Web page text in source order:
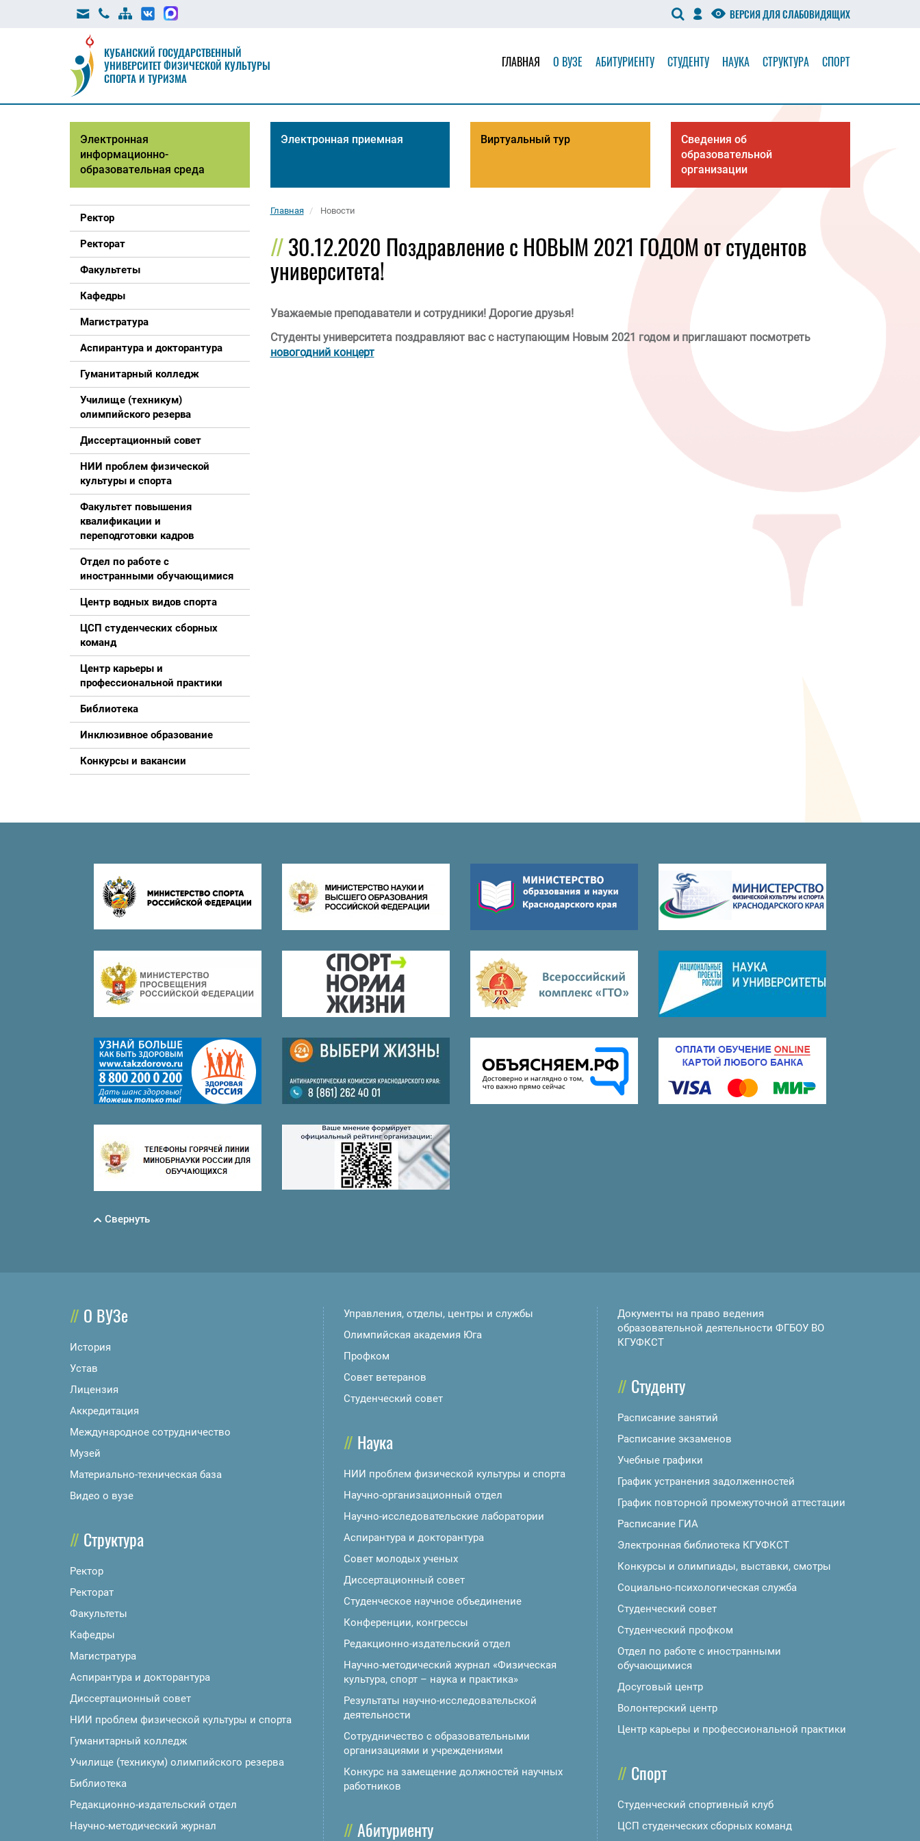
ВЕРСИЯ ДЛЯ СЛАБОВИДЯЩИХ
КУБАНСКИЙ ГОСУДАРСТВЕННЫЙ
УНИВЕРСИТЕТ ФИЗИЧЕСКОЙ КУЛЬТУРЫ
СПОРТА И ТУРИЗМА
ГЛАВНАЯ О ВУЗЕ АБИТУРИЕНТУ СТУДЕНТУ НАУКА СТРУКТУРА СПОРТ
Электронная
информационно-
образовательная среда
Электронная приемная Виртуальный тур
Сведения об
образовательной
организации
Ректор
Ректорат
Факультеты
Кафедры
Магистратура
Аспирантура и докторантура
Гуманитарный колледж
Училище (техникум)
олимпийского резерва
Диссертационный совет
НИИ проблем физической
культуры и спорта
Факультет повышения
квалификации и
переподготовки кадров
Отдел по работе с
иностранными обучающимися
Центр водных видов спорта
ЦСП студенческих сборных
команд
Центр карьеры и
профессиональной практики
Библиотека
Инклюзивное образование
Конкурсы и вакансии
Главная Новости
30.12.2020 Поздравление с НОВЫМ 2021 ГОДОМ от студентов
университета!
Уважаемые преподаватели и сотрудники! Дорогие друзья!
Студенты университета поздравляют вас с наступающим Новым 2021 годом и приглашают посмотреть
новогодний концерт
Свернуть
О ВУЗе
История
Устав
Лицензия
Аккредитация
Международное сотрудничество
Музей
Материально-техническая база
Видео о вузе
Структура
Ректор
Ректорат
Факультеты
Кафедры
Магистратура
Аспирантура и докторантура
Диссертационный совет
НИИ проблем физической культуры и спорта
Гуманитарный колледж
Училище (техникум) олимпийского резерва
Библиотека
Редакционно-издательский отдел
Научно-методический журнал
Управления, отделы, центры и службы
Олимпийская академия Юга
Профком
Совет ветеранов
Студенческий совет
Наука
НИИ проблем физической культуры и спорта
Научно-организационный отдел
Научно-исследовательские лаборатории
Аспирантура и докторантура
Совет молодых ученых
Диссертационный совет
Студенческое научное объединение
Конференции, конгрессы
Редакционно-издательский отдел
Научно-методический журнал «Физическая
культура, спорт – наука и практика»
Результаты научно-исследовательской
деятельности
Сотрудничество с образовательными
организациями и учреждениями
Конкурс на замещение должностей научных
работников
Абитуриенту
Документы на право ведения
образовательной деятельности ФГБОУ ВО
КГУФКСТ
Студенту
Расписание занятий
Расписание экзаменов
Учебные графики
График устранения задолженностей
График повторной промежуточной аттестации
Расписание ГИА
Электронная библиотека КГУФКСТ
Конкурсы и олимпиады, выставки, смотры
Социально-психологическая служба
Студенческий совет
Студенческий профком
Отдел по работе с иностранными
обучающимися
Досуговый центр
Волонтерский центр
Центр карьеры и профессиональной практики
Спорт
Студенческий спортивный клуб
ЦСП студенческих сборных команд